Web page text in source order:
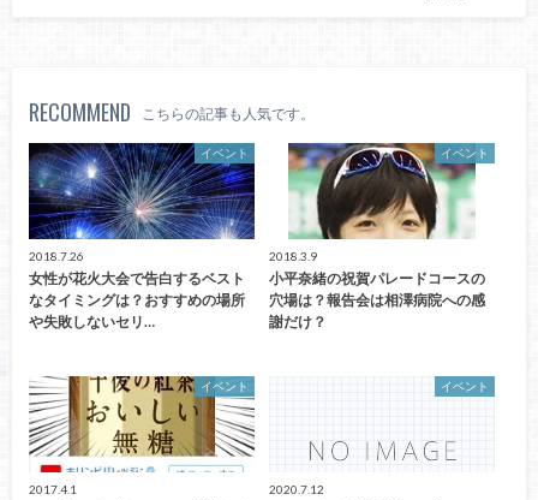
RECOMMEND こちらの記事も人気です。
イベント
2018.7.26
女性が花火大会で告白するベスト
なタイミングは？おすすめの場所
や失敗しないセリ…
イベント
2018.3.9
小平奈緒の祝賀パレードコースの
穴場は？報告会は相澤病院への感
謝だけ？
イベント
2017.4.1
イベント
2020.7.12